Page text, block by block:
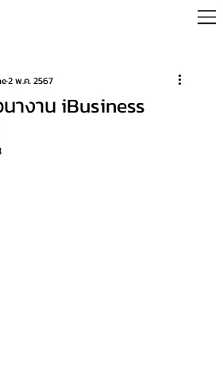
นางาน iBusiness
2 พ.ค. 2567